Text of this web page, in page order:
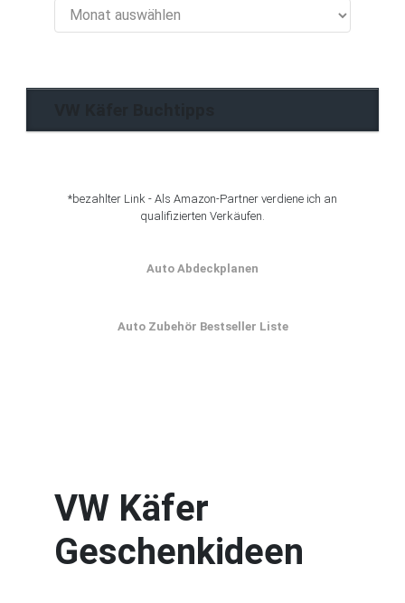
Käfer
*bezahlter Link - Als Amazon-Partner verdiene ich an
qualifizierten Verkäufen.
Auto Abdeckplanen
Auto Zubehör Bestseller Liste
VW Käfer
Geschenkideen